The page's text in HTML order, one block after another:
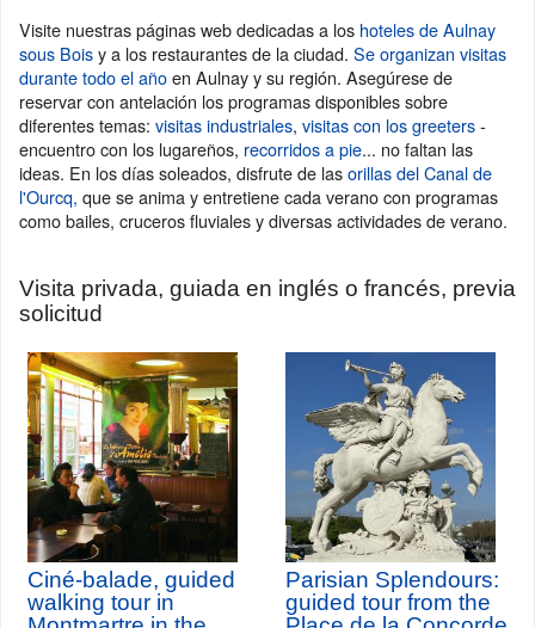
Visite nuestras páginas web dedicadas a los hoteles de Aulnay
sous Boisy a los restaurantes de la ciudad. Se organizan visitas
durante todo el añoen Aulnay y su región. Asegúrese de
reservar con antelación los programas disponibles sobre
diferentes temas: visitas industriales, visitas con los greeters-
encuentro con los lugareños, recorridos a pie... no faltan las
ideas. En los días soleados, disfrute de lasorillas del Canal de
l'Ourcq, que se anima y entretiene cada verano con programas
como bailes, cruceros fluviales y diversas actividades de verano.
Visita privada, guiada en inglés o francés, previa
solicitud
Ciné-balade, guided
walking tour in
Parisian Splendours:
guided tour from the